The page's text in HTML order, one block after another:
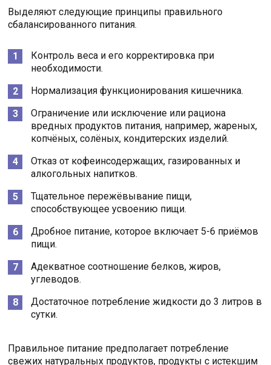
Выделяют следующие принципы правильного
сбалансированного питания.
Контроль веса и его корректировка при
необходимости.
Нормализация функционирования кишечника.
Ограничение или исключение или рациона
вредных продуктов питания, например, жареных,
копчёных, солёных, кондитерских изделий.
Отказ от кофеинсодержащих, газированных и
алкогольных напитков.
Тщательное пережёвывание пищи,
способствующее усвоению пищи.
Дробное питание, которое включает 5-6 приёмов
пищи.
Адекватное соотношение белков, жиров,
углеводов.
Достаточное потребление жидкости до 3 литров в
сутки.
Правильное питание предполагает потребление
свежих натуральных продуктов, продукты с истекшим